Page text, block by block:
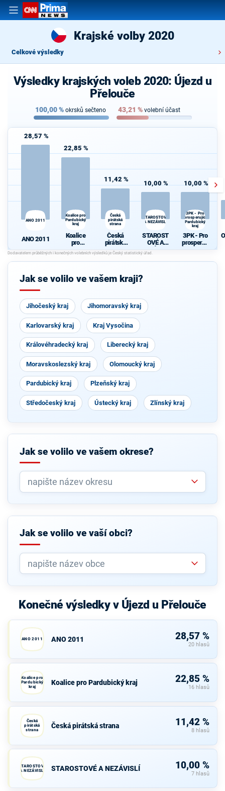
Krajské volby 2020
Celkové výsledky
Výsledky krajských voleb 2020: Újezd u
Přelouče
100,00% okrsků sečteno 43,21 % volební účast
28,57 %
ANO 2011
ANO 2011
22,85 %
Koalice pro
Pardubický
kraj
Koalice
pro
Pardubick
ý kraj
11,42 %
Česká
pirátská
strana
Česká
pirátská
strana
10,00 %
STAROSTOVÉ
A NEZÁVISLÍ
STAROST
OVÉ A
NEZÁVISL
10,00 %
3PK - Pro
prosperující
Pardubický
kraj
3PK - Pro
prosperují
cí
ý kraj
Jak se volilo ve vašem kraji?
Jihočeský kraj Jihomoravský kraj
Karlovarský kraj Kraj Vysočina
Královéhradecký kraj Liberecký kraj
Moravskoslezský kraj Olomoucký kraj
Pardubický kraj Plzeňský kraj
Středočeský kraj Ústecký kraj Zlínský kraj
Jak se volilo ve vašem okrese?
Jak se volilo ve vaší obci?
Konečné výsledky v Újezd u Přelouče
ANO 2011 ANO 2011 28,57 %
20 hlasů
Koalice pro
Pardubický
kraj
Koalice pro Pardubický kraj 22,85 %
16 hlasů
Česká
pirátská
strana
Česká pirátská strana 11,42 %
8 hlasů
STAROSTOVÉ
A NEZÁVISLÍ
STAROSTOVÉ A NEZÁVISLÍ 10,00 %
7 hlasů